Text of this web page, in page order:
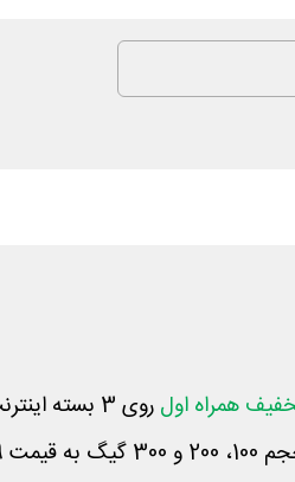
همراه اول روی 3 بسته اینترنت از ساعت 1 تا 7 صبح
به قیمت 49، 69 و 99 هزار تومان